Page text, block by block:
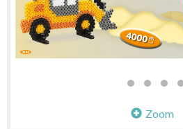
Zoom